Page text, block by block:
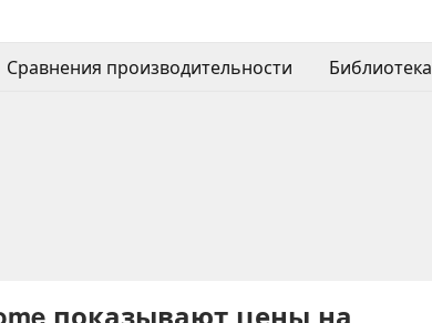
Сравнения производительности Библиотека
показывают цены на